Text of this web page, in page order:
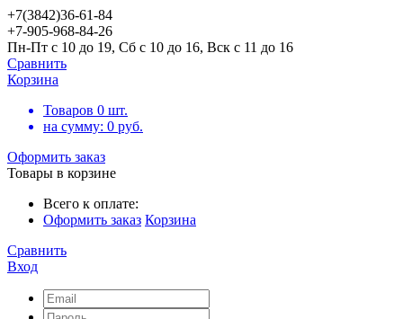
+7(3842)36-61-84
+7-905-968-84-26
Пн-Пт с 10 до 19, Сб с 10 до 16, Вск с 11 до 16
Сравнить
Корзина
Товаров 0 шт.
на сумму: 0 руб.
Оформить заказ
Товары в корзине
Всего к оплате:
Оформить заказ Корзина
Сравнить
Вход